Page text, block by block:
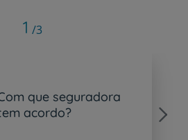
que seguradora
acordo?
1 /3